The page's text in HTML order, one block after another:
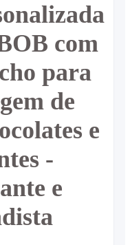
com
para
de
e
-
e